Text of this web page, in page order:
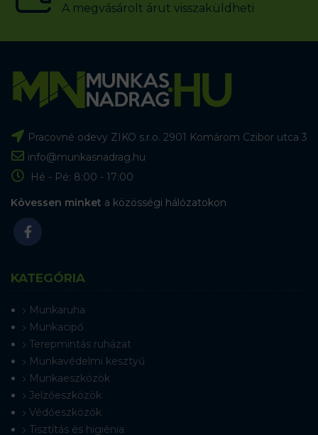
A megvásárolt árut visszaküldheti
Pracovné odevy ZIKO s.r.o. 2901 Komárom Czibor utca 3
info@munkasnadrag.hu
Hé - Pé: 8:00 - 17:00
Kövessen minket a közösségi hálózatokon
KATEGÓRIA
Munkaruha
Munkacipő
Terepmintás ruházat
Munkavédelmi kesztyű
Munkaeszközök
Jelzőeszközök
Védőeszközök
Tisztítás és higiénia